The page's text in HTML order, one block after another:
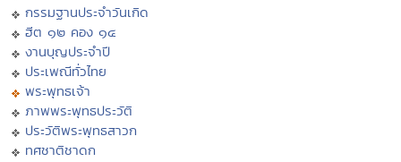
กรรมฐานประจำวันเกิด
ฮีต ๑๒ คอง ๑๔
งานบุญประจำปี
ประเพณีทั่วไทย
พระพุทธเจ้า
ภาพพระพุทธประวัติ
ประวัติพระพุทธสาวก
ทศชาติชาดก